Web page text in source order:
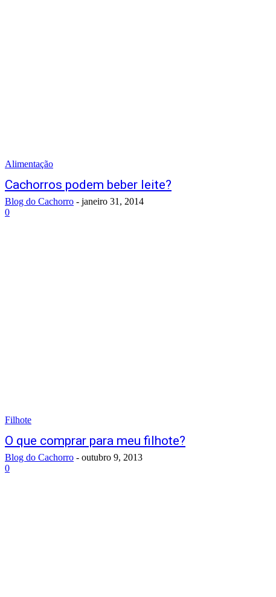
Alimentação
Cachorros podem beber leite?
Blog do Cachorro - janeiro 31, 2014
0
Filhote
O que comprar para meu filhote?
Blog do Cachorro - outubro 9, 2013
0